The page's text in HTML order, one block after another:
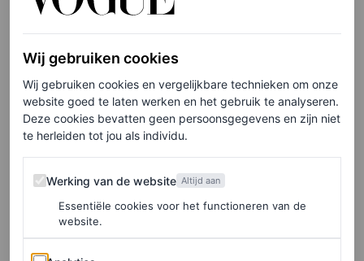
Deze koffiecocktail wil je dit
weekend nog uitproberen
FOOD
‘Mijn dag veranderde totaal
door dit eiwitrijke ontbijt’
DESIREÉ OOSTLAND
Wij gebruiken cookies
Wij gebruiken cookies en vergelijkbare technieken om onze
website goed te laten werken en het gebruik te analyseren.
Deze cookies bevatten geen persoonsgegevens en zijn niet
te herleiden tot jou als individu.
Werking van de website
Werking van de website Altijd aan
Essentiële cookies voor het functioneren van de
website.
Analytics